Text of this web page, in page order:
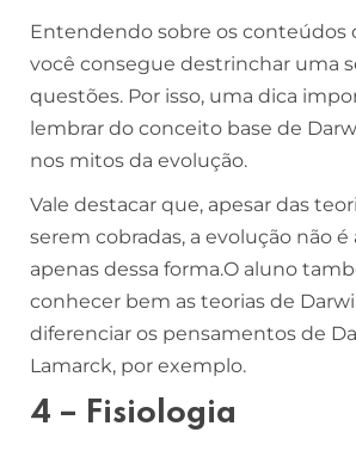
Entendendo sobre os conteúdos
você consegue destrinchar uma
questões. Por isso, uma dica
lembrar do conceito base de
nos mitos da evolução.
Vale destacar que, apesar das
serem cobradas, a evolução não é
apenas dessa forma.O aluno
conhecer bem as teorias de
diferenciar os pensamentos de
Lamarck, por exemplo.
4 – Fisiologia